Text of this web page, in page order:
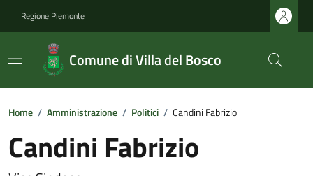
Regione Piemonte
Comune di Villa del Bosco
Home / Amministrazione / Politici / Candini Fabrizio
Candini Fabrizio